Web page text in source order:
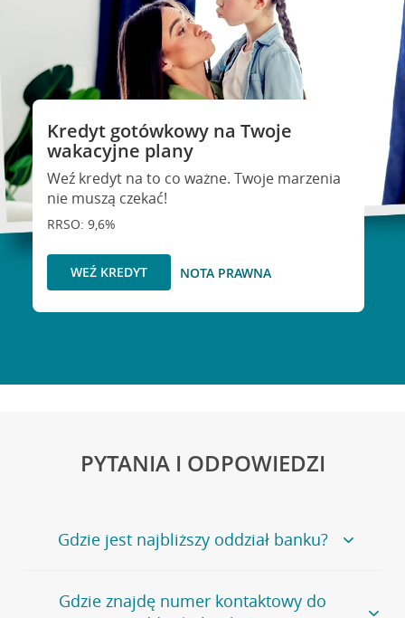
Kredyt gotówkowy na Twoje
wakacyjne plany
Weź kredyt na to co ważne. Twoje marzenia
nie muszą czekać!
RRSO: 9,6%
WEŹ KREDYT NOTA PRAWNA
PYTANIA I ODPOWIEDZI
Gdzie jest najbliższy oddział banku?
Jeśli szukasz oddziału naszego banku, zapraszamy na
stronęPlacówki i bankomaty, na której znajduje się
Gdzie znajdę numer kontaktowy do